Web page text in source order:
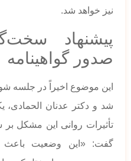
نیز خواهد شد.
پیشنهاد
صدور گواهینامه
شد و دکتر عدنان
تأثیرات روانی این مشکل
گفت: «این وضعیت